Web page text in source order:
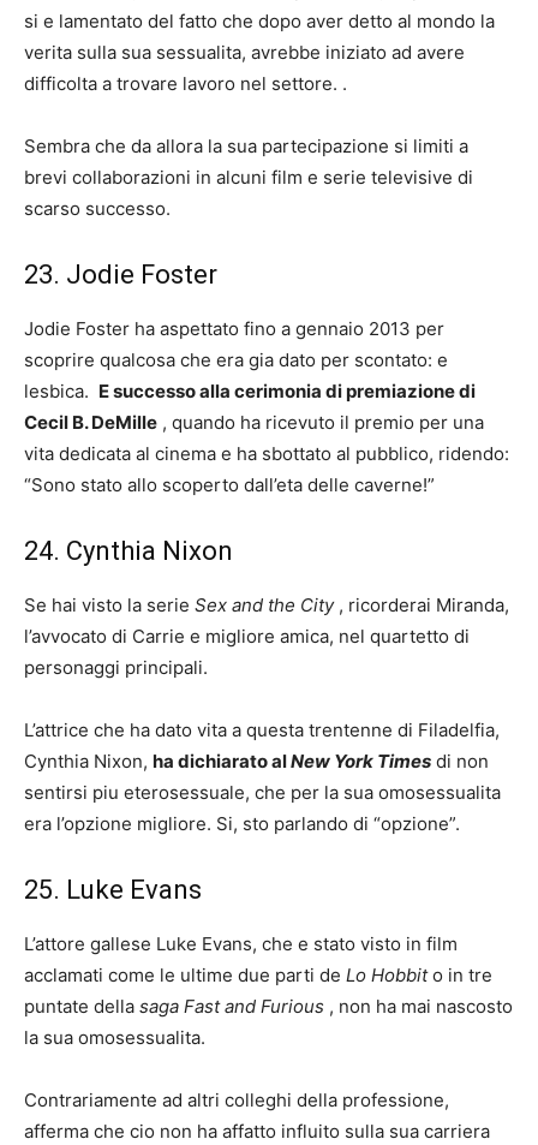
si e lamentato del fatto che dopo aver detto al mondo la
verita sulla sua sessualita, avrebbe iniziato ad avere
difficolta a trovare lavoro nel settore. .
Sembra che da allora la sua partecipazione si limiti a
brevi collaborazioni in alcuni film e serie televisive di
scarso successo.
23. Jodie Foster
Jodie Foster ha aspettato fino a gennaio 2013 per
scoprire qualcosa che era gia dato per scontato: e
lesbica. E successo alla cerimonia di premiazione di
Cecil B. DeMille , quando ha ricevuto il premio per una
vita dedicata al cinema e ha sbottato al pubblico, ridendo:
“Sono stato allo scoperto dall’eta delle caverne!”
24. Cynthia Nixon
Se hai visto la serie Sex and the City, ricorderai Miranda,
l’avvocato di Carrie e migliore amica, nel quartetto di
personaggi principali.
L’attrice che ha dato vita a questa trentenne di Filadelfia,
Cynthia Nixon, ha dichiarato alNew York Times di non
sentirsi piu eterosessuale, che per la sua omosessualita
era l’opzione migliore. Si, sto parlando di “opzione”.
25. Luke Evans
L’attore gallese Luke Evans, che e stato visto in film
acclamati come le ultime due parti de Lo Hobbito in tre
puntate della saga Fast and Furious , non ha mai nascosto
la sua omosessualita.
Contrariamente ad altri colleghi della professione,
afferma che cio non ha affatto influito sulla sua carriera